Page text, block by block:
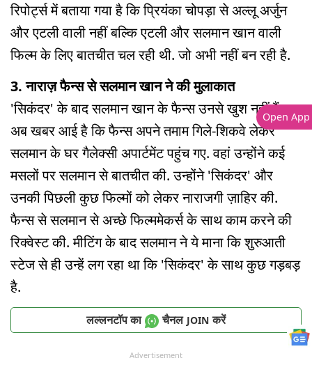
रिपोर्ट्स में बताया गया है कि प्रियंका चोपड़ा से अल्लू अर्जुन
और एटली वाली नहीं बल्कि एटली और सलमान खान वाली
फिल्म के लिए बातचीत चल रही थी. जो अभी नहीं बन रही है.
3. नाराज़ फैन्स से सलमान खान ने की मुलाकात
'सिकंदर' के बाद सलमान खान के फैन्स उनसे खुश नहीं हैं.
अब खबर आई है कि फैन्स अपने तमाम गिले-शिकवे लेकर
सलमान के घर गैलेक्सी अपार्टमेंट पहुंच गए. वहां उन्होंने कई
मसलों पर सलमान से बातचीत की. उन्होंने 'सिकंदर' और
उनकी पिछली कुछ फिल्मों को लेकर नाराजगी ज़ाहिर की.
फैन्स से सलमान से अच्छे फिल्ममेकर्स के साथ काम करने की
रिक्वेस्ट की. मीटिंग के बाद सलमान ने ये माना कि शुरुआती
स्टेज से ही उन्हें लग रहा था कि 'सिकंदर' के साथ कुछ गड़बड़
है.
लल्लनटॉप का चैनल JOIN करें
Advertisement
Open App